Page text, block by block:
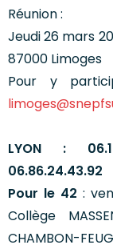
Réunion :
Jeudi 26 mars
87000 Limoges
Pour y
l
LYON :
06.86.24.43.92
Pour le 42 :
Collège
CHAMBON-